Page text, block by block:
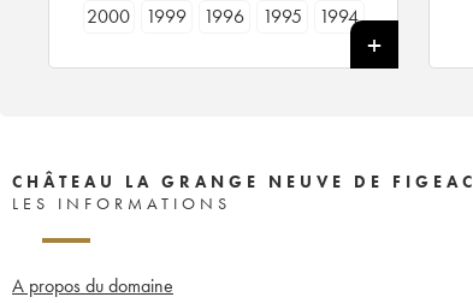
2000
1999 1996 1995
1994
CHÂTEAU LA GRANGE NEUVE DE FIGEAC
LES INFORMATIONS
A propos du domaine